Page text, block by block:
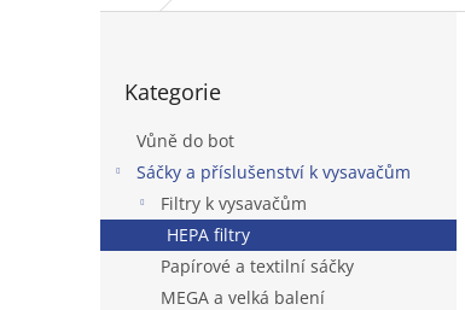
kategorie
Kategorie
Vůně do bot
Sáčky a příslušenství k vysavačům
Filtry k vysavačům
HEPA filtry
Papírové a textilní sáčky
MEGA a velká balení